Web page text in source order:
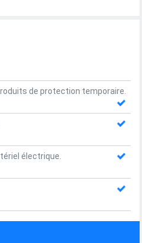
de protection temporaire.
électrique.